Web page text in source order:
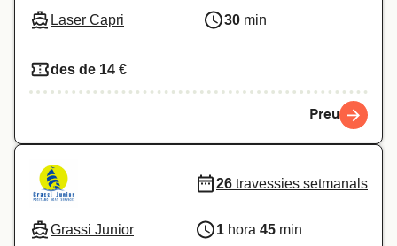
Laser Capri 30 min
des de 14 €
Preu
Grassi Junior
26 travessies setmanals
1 hora 45 min